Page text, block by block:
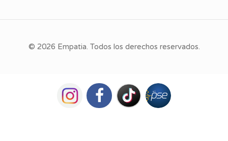
© 2026 Empatia. Todos los derechos reservados.